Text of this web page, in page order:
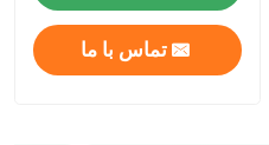
تماس با ما